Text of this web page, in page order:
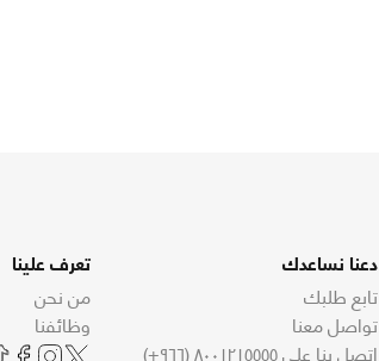
دعنا نساعدك
تابع طلبك
تواصل معنا
اتصل بنا على ٨٠٠١٢١٥٥٥٥ (٩٦٦+)
تعرف علينا
من نحن
وظائفنا